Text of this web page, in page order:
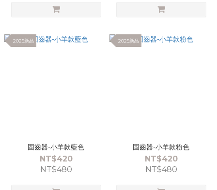
2025新品
固齒器-小羊款藍色
NT$420
NT$480
2025新品
固齒器-小羊款粉色
NT$420
NT$480